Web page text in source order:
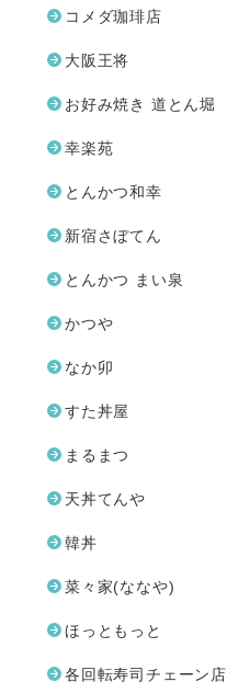
コメダ珈琲店
大阪王将
お好み焼き 道とん堀
幸楽苑
とんかつ和幸
新宿さぼてん
とんかつ まい泉
かつや
なか卯
すた丼屋
まるまつ
天丼てんや
韓丼
菜々家(ななや)
ほっともっと
各回転寿司チェーン店